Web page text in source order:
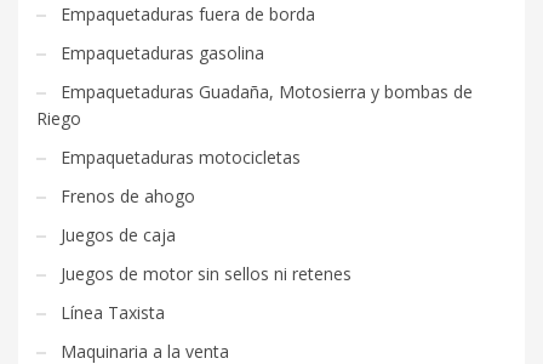
Empaquetaduras fuera de borda
Empaquetaduras gasolina
Empaquetaduras Guadaña, Motosierra y bombas de
Riego
Empaquetaduras motocicletas
Frenos de ahogo
Juegos de caja
Juegos de motor sin sellos ni retenes
Línea Taxista
Maquinaria a la venta